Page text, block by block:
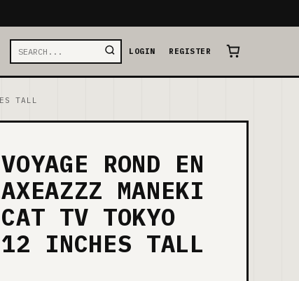
LOGIN REGISTER
TALL
ROND EN
MANEKI
TV TOKYO
INCHES TALL